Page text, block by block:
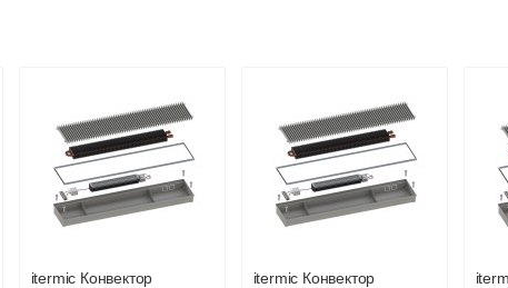
до подъезда
кошельки и другие).
itermic Конвектор
itermic Конвектор